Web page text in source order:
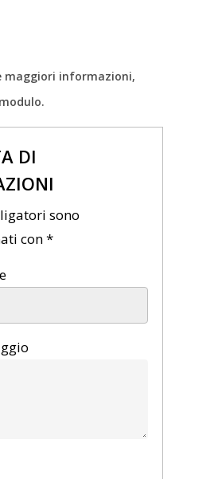
maggiori informazioni,
DI
sono
con *